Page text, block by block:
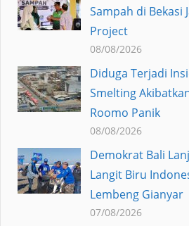
Sampah di Bekasi
Project
08/08/2026
Diduga Terjadi
Smelting
Roomo Panik
08/08/2026
Demokrat Bali
Langit Biru
Lembeng Gianyar
07/08/2026